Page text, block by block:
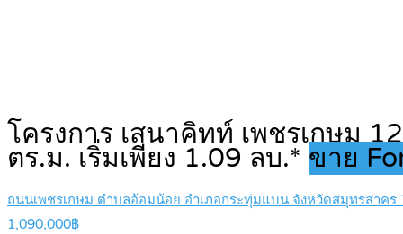
โครงการ เสนาคิทท์ เพชรเกษม
ตร.ม. เริ่มเพียง 1.09 ลบ.* ขาย
ถนนเพชรเกษม ตำบลอ้อมน้อย อำเภอกระทุ่มแบน จังหวัดสมุทรสาคร
1,090,000฿